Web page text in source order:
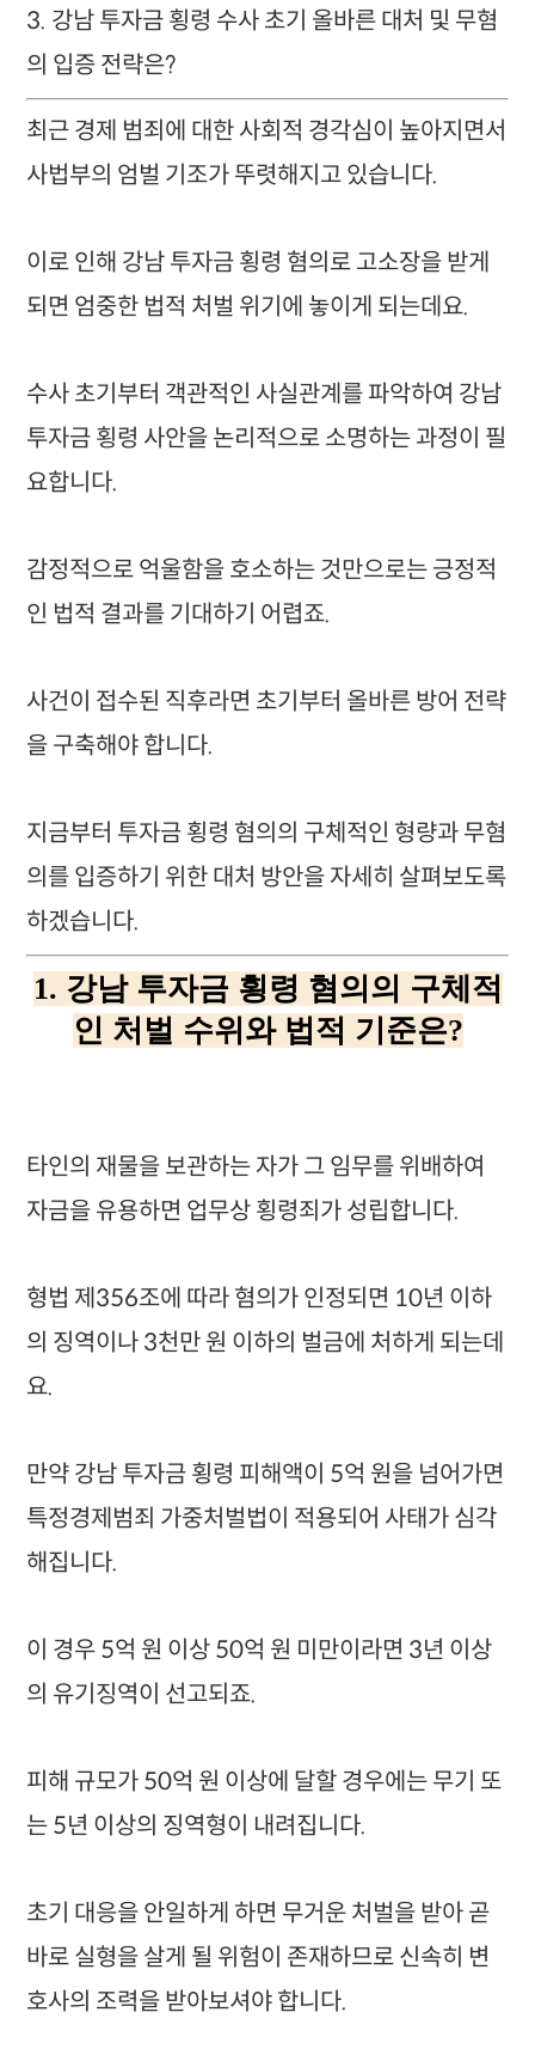
3. 강남 투자금 횡령 수사 초기 올바른 대처 및 무혐
의 입증 전략은?
최근 경제 범죄에 대한 사회적 경각심이 높아지면서
사법부의 엄벌 기조가 뚜렷해지고 있습니다.
이로 인해 강남 투자금 횡령 혐의로 고소장을 받게
되면 엄중한 법적 처벌 위기에 놓이게 되는데요.
수사 초기부터 객관적인 사실관계를 파악하여 강남
투자금 횡령 사안을 논리적으로 소명하는 과정이 필
요합니다.
감정적으로 억울함을 호소하는 것만으로는 긍정적
인 법적 결과를 기대하기 어렵죠.
사건이 접수된 직후라면 초기부터 올바른 방어 전략
을 구축해야 합니다.
지금부터 투자금 횡령 혐의의 구체적인 형량과 무혐
의를 입증하기 위한 대처 방안을 자세히 살펴보도록
하겠습니다.
1. 강남 투자금 횡령 혐의의 구체적
인 처벌 수위와 법적 기준은?
타인의 재물을 보관하는 자가 그 임무를 위배하여
자금을 유용하면 업무상 횡령죄가 성립합니다.
형법 제356조에 따라 혐의가 인정되면 10년 이하
의 징역이나 3천만 원 이하의 벌금에 처하게 되는데
요.
만약 강남 투자금 횡령 피해액이 5억 원을 넘어가면
특정경제범죄 가중처벌법이 적용되어 사태가 심각
해집니다.
이 경우 5억 원 이상 50억 원 미만이라면 3년 이상
의 유기징역이 선고되죠.
피해 규모가 50억 원 이상에 달할 경우에는 무기 또
는 5년 이상의 징역형이 내려집니다.
초기 대응을 안일하게 하면 무거운 처벌을 받아 곧
바로 실형을 살게 될 위험이 존재하므로 신속히 변
호사의 조력을 받아보셔야 합니다.